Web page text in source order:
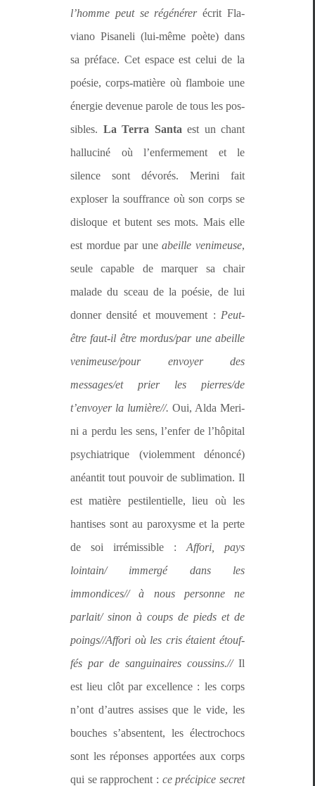
l’homme peut se régénér­erécrit Fla­
viano Pisaneli (lui-même poète) dans
sa pré­face. Cet espace est celui de la
poésie, corps-matière où flam­boie une
énergie dev­enue parole de tous les pos­
si­bles. La Ter­ra San­ta est un chant
hal­lu­ciné où l’enfermement et le
silence sont dévorés. Meri­ni fait
explos­er la souf­france où son corps se
dis­loque et butent ses mots. Mais elle
est mor­due par uneabeille ven­imeuse,
seule capa­ble de mar­quer sa chair
malade du sceau de la poésie, de lui
don­ner den­sité et mou­ve­ment : Peut-
être faut-il être mordus/par une abeille
venimeuse/pour envoy­er des
messages/et prier les pierres/de
t’envoyer la lumière//. Oui, Alda Meri­
ni a per­du les sens, l’enfer de l’hôpital
psy­chi­a­trique (vio­lem­ment dénon­cé)
anéan­tit tout pou­voir de sub­li­ma­tion. Il
est matière pesti­len­tielle, lieu où les
han­tis­es sont au parox­ysme et la perte
de soi irrémis­si­ble : Affori, pays
lointain/ immergé dans les
immondices// à nous per­son­ne ne
parlait/ sinon à coups de pieds et de
poings//Affori où les cris étaient étouf­
fés par de san­guinaires coussins.// Il
est lieu clôt par excel­lence : les corps
n’ont d’autres assis­es que le vide, les
bouch­es s’absentent, les élec­tro­chocs
sont les répons­es apportées aux corps
qui se rap­prochent : ce précipice secret